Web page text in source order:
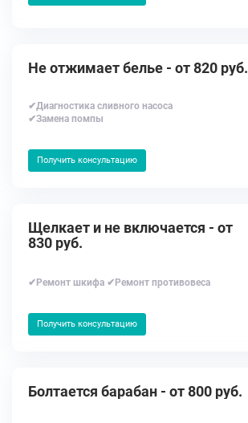
Не отжимает белье - от 820 руб.
✔Диагностика сливного насоса
✔Замена помпы
Получить консультацию
Щелкает и не включается - от
830 руб.
✔Ремонт шкифа ✔Ремонт противовеса
Получить консультацию
Болтается барабан - от 800 руб.